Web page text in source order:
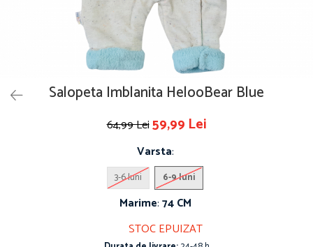
Salopeta Imblanita HelooBear Blue
64,99 Lei59,99 Lei
Varsta:
3-6 luni 6-9 luni
Marime:74 CM
STOC EPUIZAT